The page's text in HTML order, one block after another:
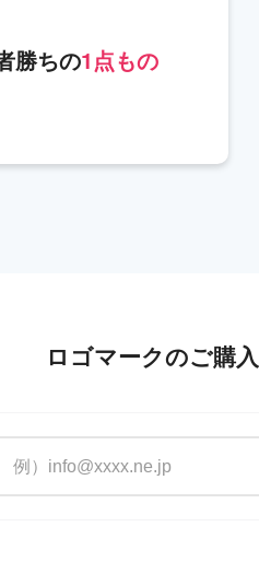
勝ちの1点もの
ロゴマークのご購入